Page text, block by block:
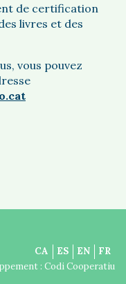
de certification
livres et des
vous pouvez
CA ES EN
FR
: Codi Cooperatiu